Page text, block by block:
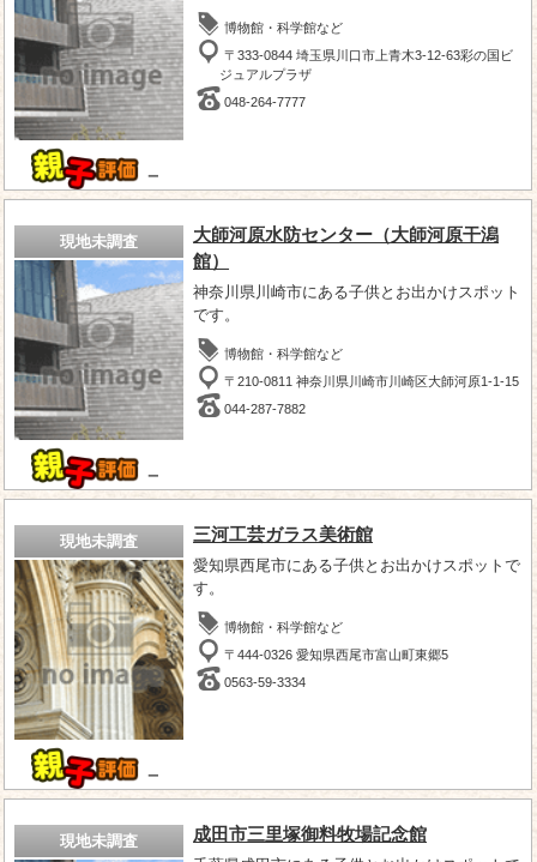
－
博物館・科学館など
〒333-0844 埼玉県川口市上青木3-12-63彩の国ビ
ジュアルプラザ
048-264-7777
現地未調査
－
大師河原水防センター（大師河原干潟
館）
神奈川県川崎市にある子供とお出かけスポット
です。
博物館・科学館など
〒210-0811 神奈川県川崎市川崎区大師河原1-1-15
044-287-7882
現地未調査
－
三河工芸ガラス美術館
愛知県西尾市にある子供とお出かけスポットで
す。
博物館・科学館など
〒444-0326 愛知県西尾市富山町東郷5
0563-59-3334
現地未調査 成田市三里塚御料牧場記念館